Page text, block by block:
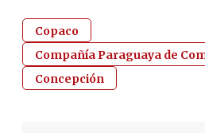
Copaco
Compañía Paraguaya de
Concepción